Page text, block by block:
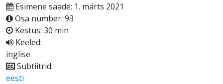
Esimene saade: 1. märts 2021
Osa number: 93
Kestus: 30 min
Keeled:
inglise
Subtiitrid:
eesti